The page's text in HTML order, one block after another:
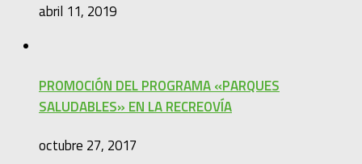
abril 11, 2019
PROMOCIÓN DEL PROGRAMA «PARQUES
SALUDABLES» EN LA RECREOVÍA
octubre 27, 2017